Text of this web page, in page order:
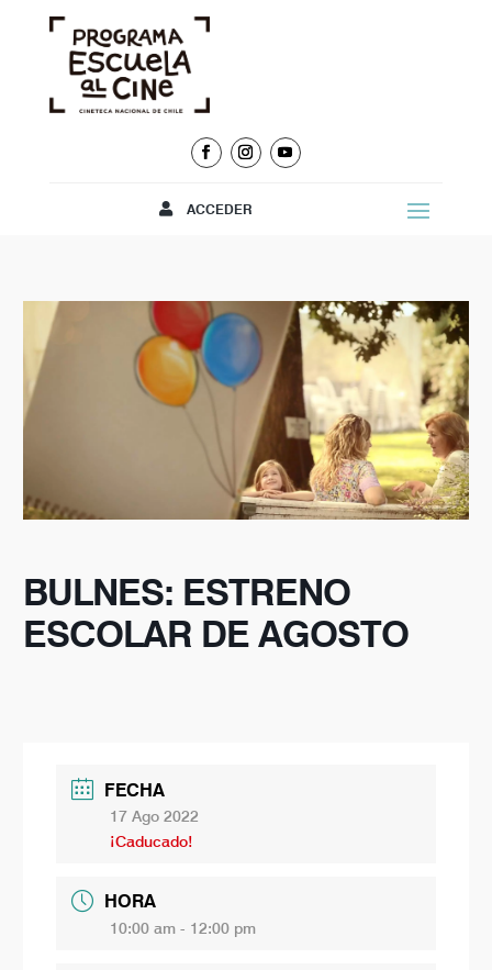
ACCEDER
BULNES: ESTRENO
ESCOLAR DE AGOSTO
FECHA
17 Ago 2022
¡Caducado!
HORA
10:00 am - 12:00 pm